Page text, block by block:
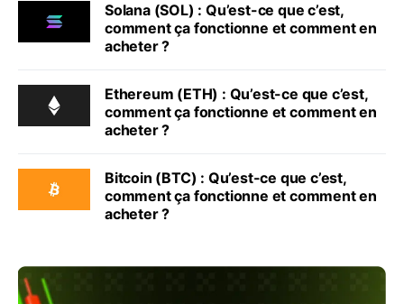
Solana (SOL) : Qu’est-ce que c’est,
comment ça fonctionne et comment en
acheter ?
Ethereum (ETH) : Qu’est-ce que c’est,
comment ça fonctionne et comment en
acheter ?
Bitcoin (BTC) : Qu’est-ce que c’est,
comment ça fonctionne et comment en
acheter ?